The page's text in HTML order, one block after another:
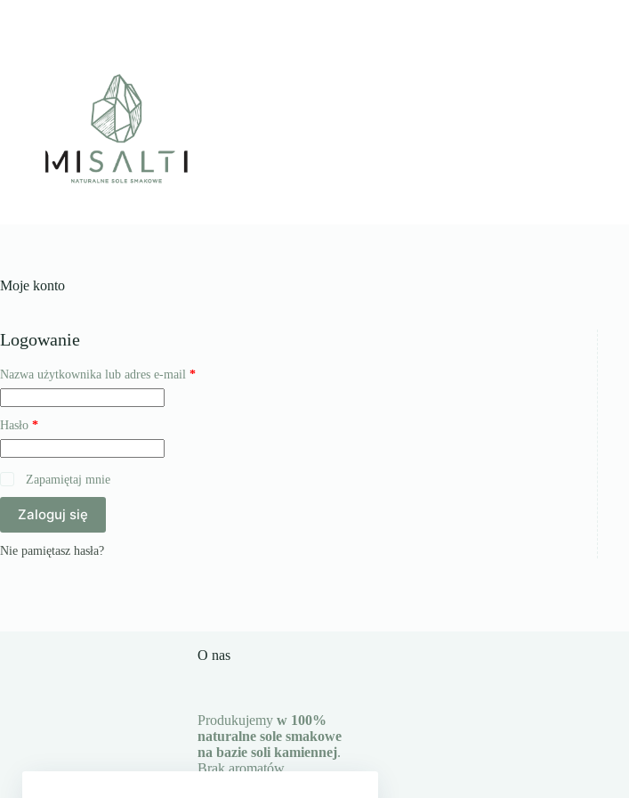
Moje konto
Logowanie
Nazwa użytkownika lub adres e-mail *Wymagane
Hasło *Wymagane
Zapamiętaj mnie
Zaloguj się
Nie pamiętasz hasła?
O nas
Produkujemyw 100%
naturalne sole smakowe
na bazie soli kamiennej.
Brak aromatów,